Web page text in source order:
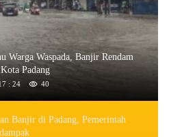
Warga Waspada, Banjir Rendam
Padang
: 24 40
Banjir di Padang, Pemerintah